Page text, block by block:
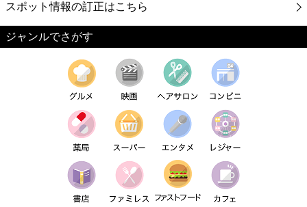
スポット情報の訂正はこちら
ジャンルでさがす